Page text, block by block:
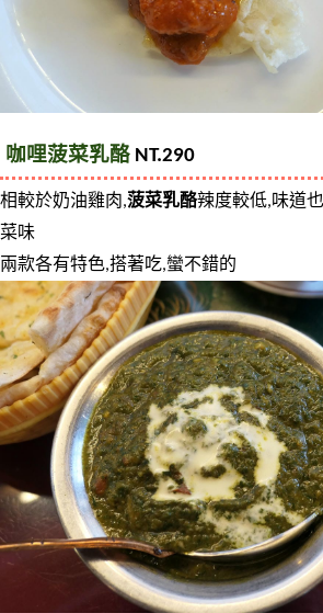
咖哩菠菜乳酪 NT.290
相較於奶油雞肉,菠菜乳酪辣度較低,味道
菜味
兩款各有特色,搭著吃,蠻不錯的